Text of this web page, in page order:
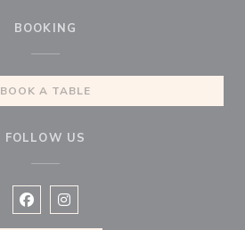
BOOKING
BOOK A TABLE
FOLLOW US
Facebook ((opens in a new
Instagram ((opens in a new